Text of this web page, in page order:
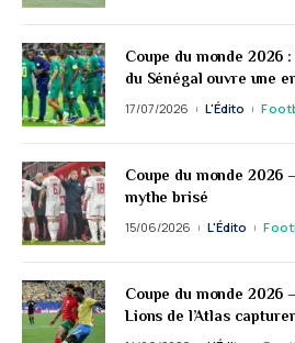
Coupe du monde 2026
du Sénégal ouvre une
17/07/2026 L'Édito
Coupe du monde 2026
mythe brisé
15/06/2026 L'Édito
Coupe du monde 2026
Lions de l’Atlas